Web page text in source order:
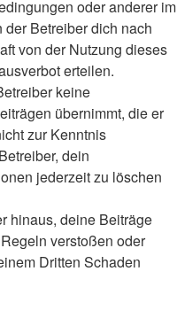
oder anderer im
Betreiber dich nach
von der Nutzung dieses
erteilen.
keine
übernimmt, die er
zur Kenntnis
dein
jederzeit zu löschen
hinaus, deine Beiträge
verstoßen oder
Dritten Schaden